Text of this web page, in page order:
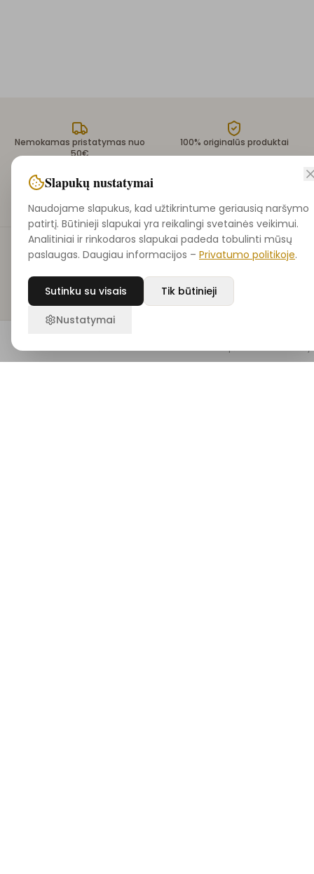
Nemokamas pristatymas nuo
50€
100% originalūs produktai
Prenumeruok naujienlaiškį
Gauk ekspertų grožio patarimus, naujienas ir išskirtines
Pradžia Ieškoti Noriu Krepšelis
Slapukų nustatymai
Naudojame slapukus, kad užtikrintume geriausią naršymo
patirtį. Būtinieji slapukai yra reikalingi svetainės veikimui.
Analitiniai ir rinkodaros slapukai padeda tobulinti mūsų
paslaugas. Daugiau informacijos – Privatumo politikoje.
Sutinku su visais Tik būtinieji
Nustatymai